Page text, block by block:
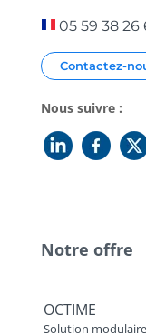
05 59 38 26
Contactez-
Nous suivre :
Notre offre
OCTIME
Solution modulaire